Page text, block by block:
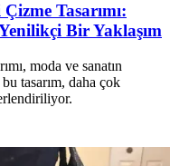
Tasarımı:
Bir Yaklaşım
moda ve sanatın
tasarım, daha çok